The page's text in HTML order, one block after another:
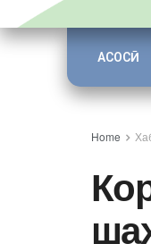
АСОСӢ
Home